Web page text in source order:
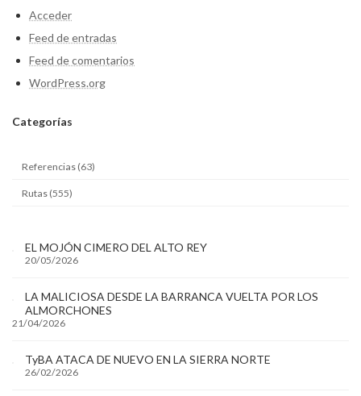
Acceder
Feed de entradas
Feed de comentarios
WordPress.org
Categorías
Referencias (63)
Rutas (555)
EL MOJÓN CIMERO DEL ALTO REY
20/05/2026
LA MALICIOSA DESDE LA BARRANCA VUELTA POR LOS
ALMORCHONES
21/04/2026
TyBA ATACA DE NUEVO EN LA SIERRA NORTE
26/02/2026